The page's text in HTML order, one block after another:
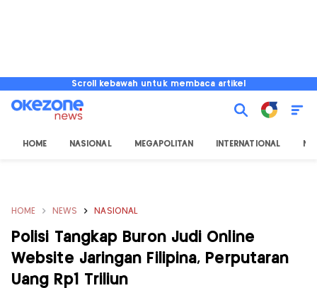
Scroll kebawah untuk membaca artikel
HOME NASIONAL MEGAPOLITAN INTERNATIONAL
HOME NEWS NASIONAL
Polisi Tangkap Buron Judi Online
Website Jaringan Filipina, Perputaran
Uang Rp1 Triliun